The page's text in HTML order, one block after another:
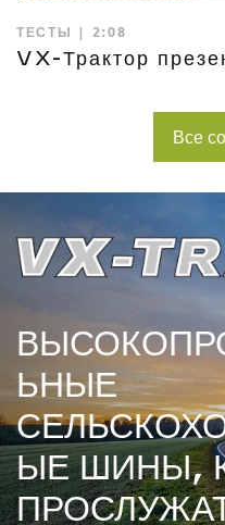
ТЕСТЫ | 2:08
VX-Трактор
Все
ЬНЫЕ
ЫЕ ШИНЫ,